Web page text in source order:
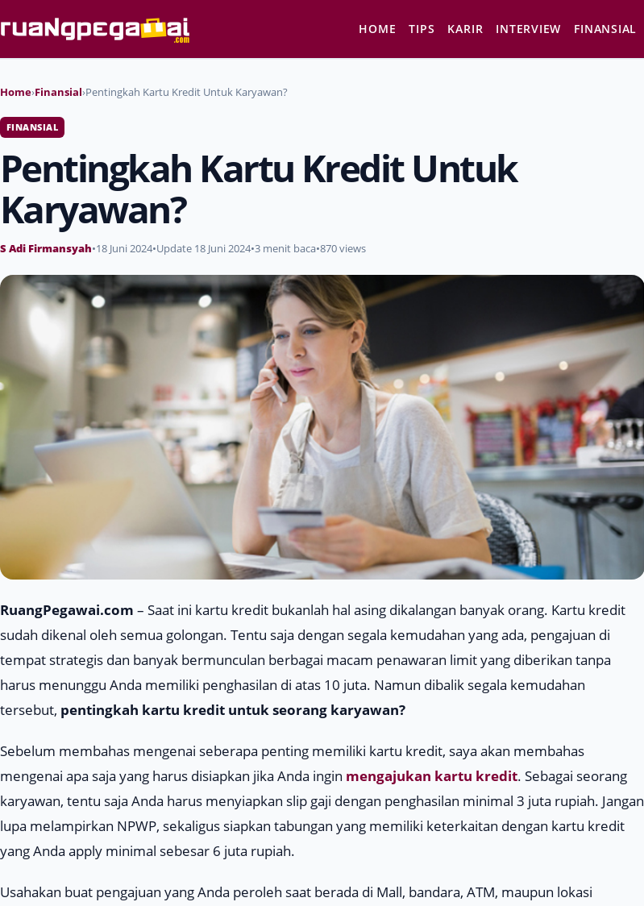
HOME TIPS KARIR INTERVIEW FINANSIAL
Home›Finansial›Pentingkah Kartu Kredit Untuk Karyawan?
FINANSIAL
Pentingkah Kartu Kredit Untuk
Karyawan?
S Adi Firmansyah•18 Juni 2024•Update 18 Juni 2024•3 menit baca•870 views
RuangPegawai.com – Saat ini kartu kredit bukanlah hal asing dikalangan banyak orang. Kartu kredit
sudah dikenal oleh semua golongan. Tentu saja dengan segala kemudahan yang ada, pengajuan di
tempat strategis dan banyak bermunculan berbagai macam penawaran limit yang diberikan tanpa
harus menunggu Anda memiliki penghasilan di atas 10 juta. Namun dibalik segala kemudahan
tersebut, pentingkah kartu kredit untuk seorang karyawan?
Sebelum membahas mengenai seberapa penting memiliki kartu kredit, saya akan membahas
mengenai apa saja yang harus disiapkan jika Anda ingin mengajukan kartu kredit. Sebagai seorang
karyawan, tentu saja Anda harus menyiapkan slip gaji dengan penghasilan minimal 3 juta rupiah. Jangan
lupa melampirkan NPWP, sekaligus siapkan tabungan yang memiliki keterkaitan dengan kartu kredit
yang Anda apply minimal sebesar 6 juta rupiah.
Usahakan buat pengajuan yang Anda peroleh saat berada di Mall, bandara, ATM, maupun lokasi